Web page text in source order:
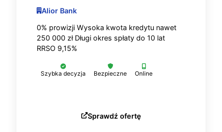
Alior Bank
0% prowizji Wysoka kwota kredytu nawet
250 000 zł Długi okres spłaty do 10 lat
RRSO 9,15%
Szybka decyzja Bezpieczne Online
Sprawdź ofertę